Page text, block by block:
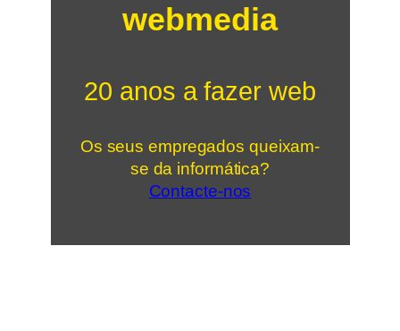
webmedia
20 anos a fazer web
Os seus empregados queixam-
se da informática?
Contacte-nos